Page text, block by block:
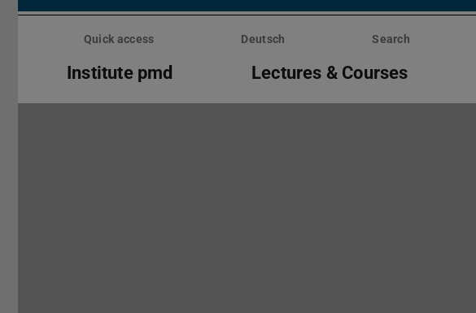
Skip
Quick access Deutsch Search
Institute pmd Lectures & Courses